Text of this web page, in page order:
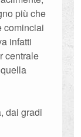
più che
cominciai
infatti
centrale
dai gradi